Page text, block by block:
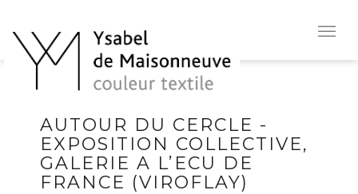
AUTOUR DU CERCLE -
EXPOSITION COLLECTIVE,
GALERIE A L’ECU DE
FRANCE (VIROFLAY)